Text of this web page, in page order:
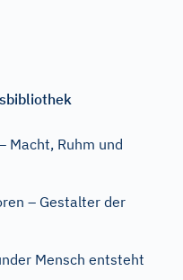
Macht, Ruhm und
– Gestalter der
Mensch entsteht